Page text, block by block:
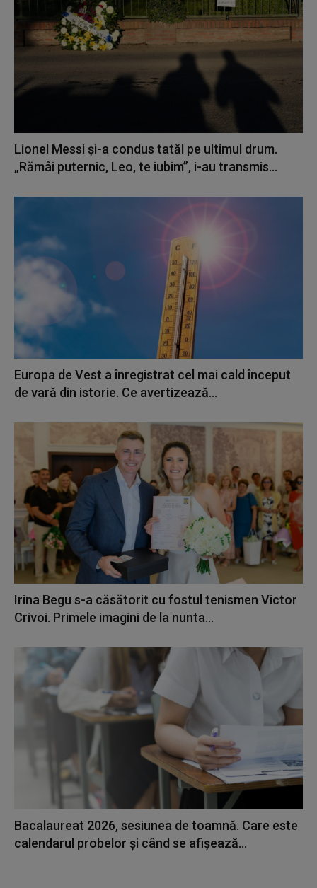
Lionel Messi şi-a condus tatăl pe ultimul drum.
„Rămâi puternic, Leo, te iubim”, i-au transmis...
Europa de Vest a înregistrat cel mai cald început
de vară din istorie. Ce avertizează...
Irina Begu s-a căsătorit cu fostul tenismen Victor
Crivoi. Primele imagini de la nunta...
Bacalaureat 2026, sesiunea de toamnă. Care este
calendarul probelor și când se afișează...